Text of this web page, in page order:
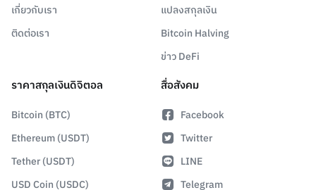
เกี่ยวกับเรา
ติดต่อเรา
แปลงสกุลเงิน
Bitcoin Halving
ข่าว DeFi
ราคาสกุลเงินดิจิตอล
Bitcoin (BTC)
Ethereum (USDT)
Tether (USDT)
USD Coin (USDC)
สื่อสังคม
Facebook
Twitter
LINE
Telegram